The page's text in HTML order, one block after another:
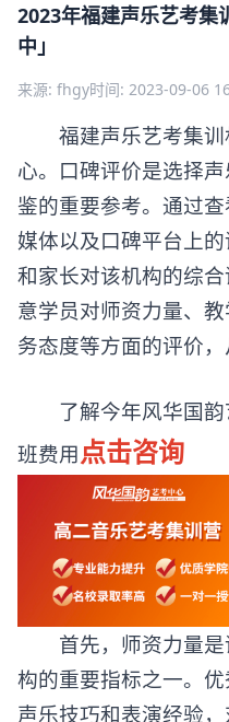
2023年福建声乐艺考集
中」
来源: fhgy时间: 2023-09-06
福建声乐艺考集训
心。口碑评价是选择
鉴的重要参考。通过
媒体以及口碑平台上
和家长对该机构的综
意学员对师资力量、
务态度等方面的评价，
了解今年风华国韵
班费用点击咨询
首先，师资力量是
构的重要指标之一。
声乐技巧和表演经验